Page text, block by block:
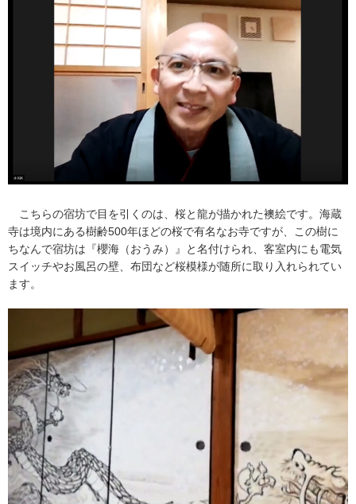
こちらの宿坊で目を引くのは、桜と龍が描かれた襖絵です。海蔵
寺は境内にある樹齢500年ほどの桜で有名なお寺ですが、この樹に
ちなんで宿坊は『櫻海（おうみ）』と名付けられ、客室内にも電気
スイッチやお風呂の壁、布団など桜模様が随所に取り入れられてい
ます。